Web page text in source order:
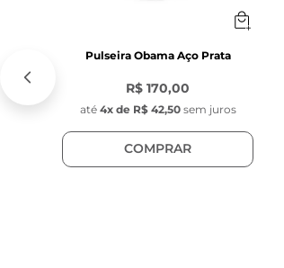
Pulseira Obama Aço Prata
R$ 170,00
até 4x de R$ 42,50 sem juros
COMPRAR